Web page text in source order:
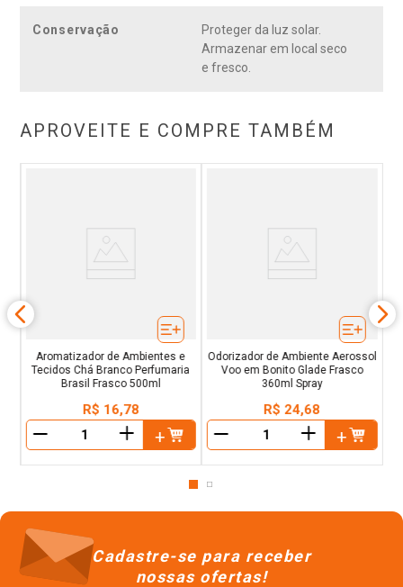
Conservação
Proteger da luz solar.
Armazenar em local seco
e fresco.
APROVEITE E COMPRE TAMBÉM
Aromatizador de Ambientes e
Tecidos Chá Branco Perfumaria
Brasil Frasco 500ml
R$ 16,78
＋
Odorizador de Ambiente Aerossol
Voo em Bonito Glade Frasco
360ml Spray
R$ 24,68
＋
Cadastre-se para receber
nossas ofertas!